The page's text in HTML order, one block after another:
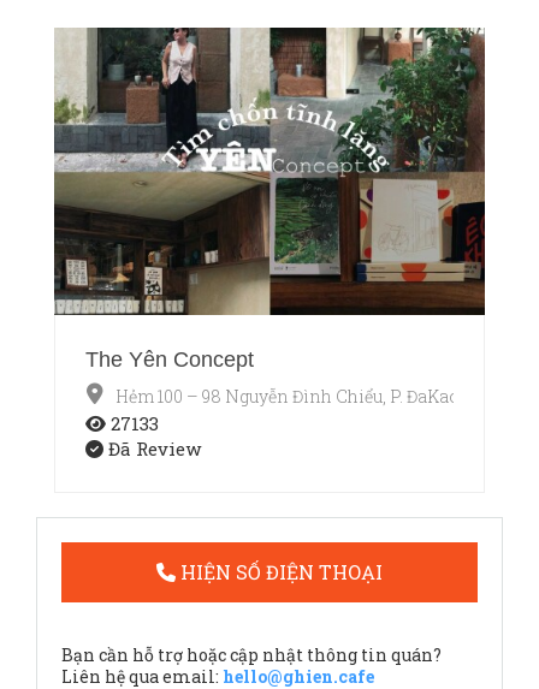
The Yên Concept
Hẻm 100 – 98 Nguyễn Đình Chiểu, P. ĐaKao, Quận 1,
27133
Đã Review
HIỆN SỐ ĐIỆN THOẠI
Bạn cần hỗ trợ hoặc cập nhật thông tin quán?
Liên hệ qua email: hello@ghien.cafe